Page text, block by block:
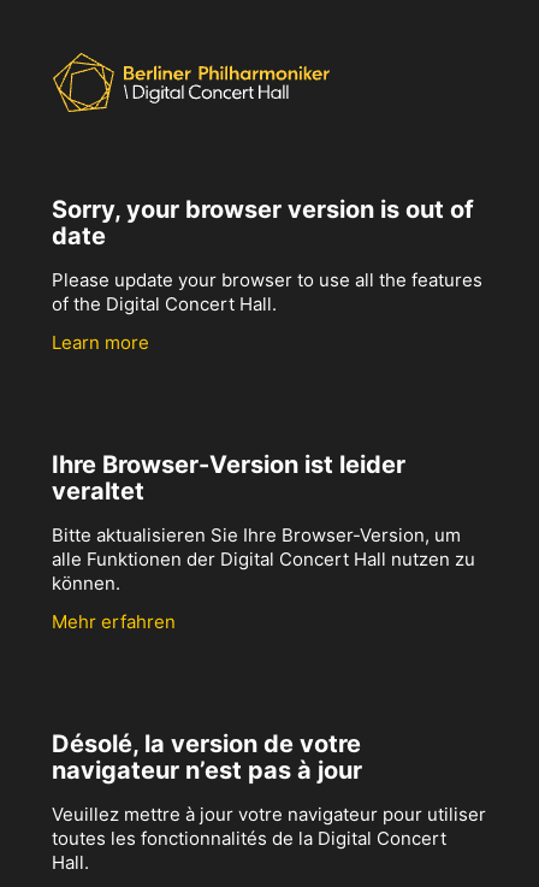
Sorry, your browser version is out of
date
Please update your browser to use all the features
of the Digital Concert Hall.
Learn more
Ihre Browser-Version ist leider
veraltet
Bitte aktualisieren Sie Ihre Browser-Version, um
alle Funktionen der Digital Concert Hall nutzen zu
können.
Mehr erfahren
Désolé, la version de votre
navigateur n’est pas à jour
Veuillez mettre à jour votre navigateur pour utiliser
toutes les fonctionnalités de la Digital Concert
Hall.